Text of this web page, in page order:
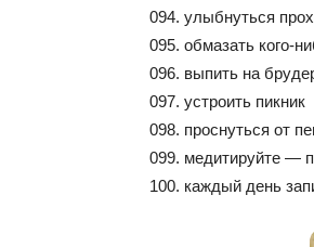
094. улыбнуться
095. обмазать кого-
096. выпить на
097. устроить пикник
098. проснуться от
099. медитируйте —
100. каждый день